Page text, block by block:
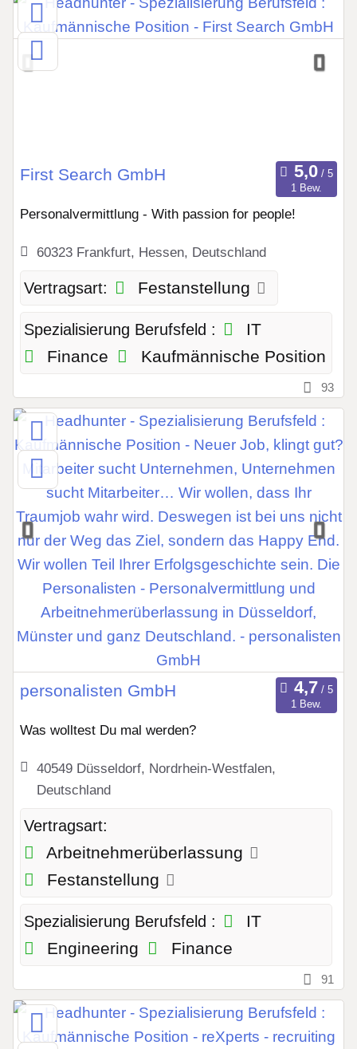
First Search GmbH
1 Bew.
Personalvermittlung - With passion for people!
60323 Frankfurt, Hessen, Deutschland
Vertragsart: Festanstellung
Spezialisierung Berufsfeld :
IT
Finance
Kaufmännische Position
93
personalisten GmbH
1 Bew.
Was wolltest Du mal werden?
40549 Düsseldorf, Nordrhein-Westfalen,
Deutschland
Vertragsart:
Arbeitnehmerüberlassung
Festanstellung
Spezialisierung Berufsfeld :
IT
Engineering
Finance
91